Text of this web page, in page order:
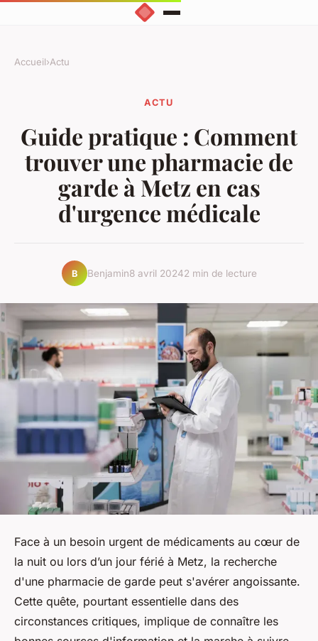
Accueil›Actu
ACTU
Guide pratique : Comment
trouver une pharmacie de
garde à Metz en cas
d'urgence médicale
B Benjamin8 avril 20242 min de lecture
Face à un besoin urgent de médicaments au cœur de
la nuit ou lors d’un jour férié à Metz, la recherche
d'une pharmacie de garde peut s'avérer angoissante.
Cette quête, pourtant essentielle dans des
circonstances critiques, implique de connaître les